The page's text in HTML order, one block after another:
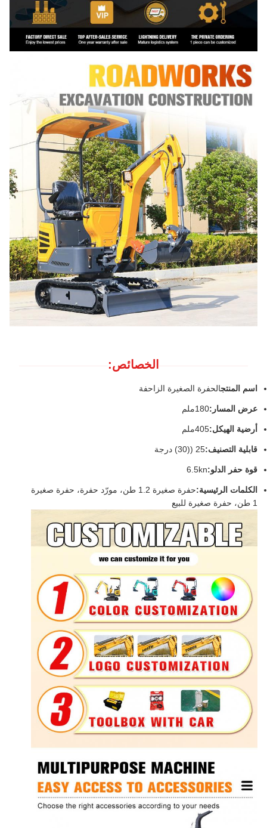
الخصائص:
اسم المنتجالحفرة الصغيرة الزاحفة
عرض المسار: 180ملم
أرضية الهيكل:405ملم
قابلية التصنيف:25 ((30) درجة
قوة حفر الدلو:6.5kn
الكلمات الرئيسية:
حفرة صغيرة 1.2 طن، مورّد حفرة، حفرة صغيرة